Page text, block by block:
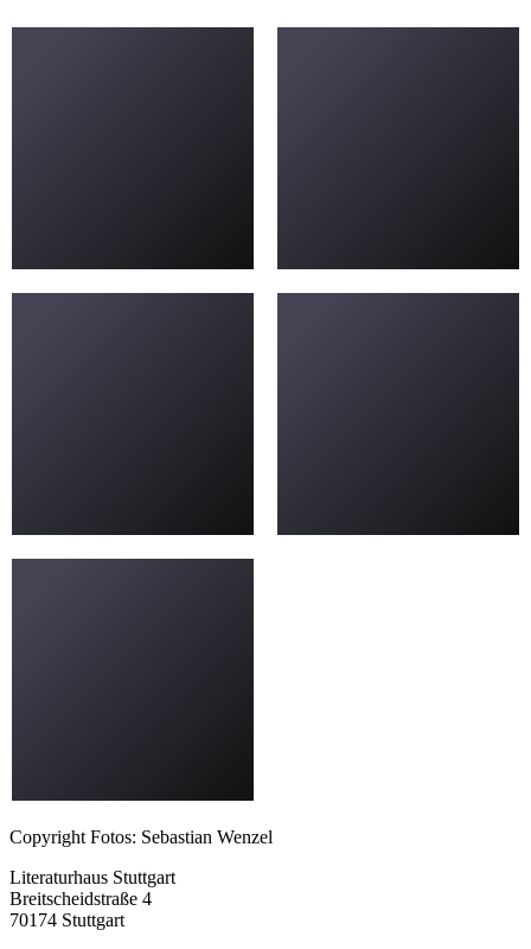
Copyright Fotos: Sebastian Wenzel
Literaturhaus Stuttgart
Breitscheidstraße 4
70174 Stuttgart